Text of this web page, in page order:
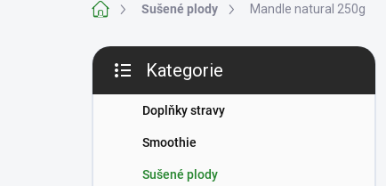
Domů Sušené plody Mandle natural 250g
P
s
kategorie
Kategorie
Doplňky stravy
Smoothie
Sušené plody